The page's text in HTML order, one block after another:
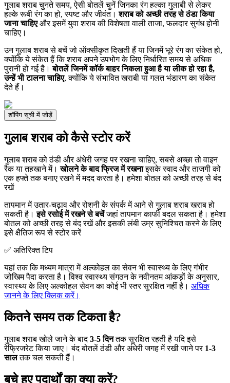
गुलाब शराब चुनते समय, ऐसी बोतलें चुनें जिनका रंग हल्का गुलाबी से लेकर
हल्के रूबी रंग का हो, स्पष्ट और जीवंत।शराब को अच्छी तरह से ठंडा किया
जाना चाहिएऔर इसमें युवा शराब की विशेषता वाली ताजा, फलदार सुगंध होनी
चाहिए।
उन गुलाब शराब से बचें जो ऑक्सीकृत दिखती हैं या जिनमें भूरे रंग का संकेत हो,
क्योंकि ये संकेत हैं कि शराब अपने उपभोग के लिए निर्धारित समय से अधिक
पुरानी हो गई है।बोतलें जिनमें कॉर्क बाहर निकला हुआ है या लीक हो रहा है,
उन्हें भी टालना चाहिए, क्योंकि ये संभावित खराबी या गलत भंडारण का संकेत
देते हैं।
शॉपिंग सूची में जोड़ें
गुलाब शराब को कैसे स्टोर करें
गुलाब शराब को ठंडी और अंधेरी जगह पर रखना चाहिए, सबसे अच्छा तो वाइन
रैक या तहखाने में।खोलने के बाद फ्रिज में रखनाइसके स्वाद और ताजगी को
एक हफ्ते तक बनाए रखने में मदद करता है। हमेशा बोतल को अच्छी तरह से बंद
रखें
तापमान में उतार-चढ़ाव और रोशनी के संपर्क में आने से गुलाब शराब खराब हो
सकती है।इसे रसोई में रखने से बचेंजहां तापमान काफी बदल सकता है। हमेशा
बोतल को अच्छी तरह से बंद रखें और इसकी लंबी उम्र सुनिश्चित करने के लिए
इसे क्षैतिज रूप से स्टोर करें
✅ अतिरिक्त टिप
यहां तक कि मध्यम मात्रा में अल्कोहल का सेवन भी स्वास्थ्य के लिए गंभीर
जोखिम पैदा करता है। विश्व स्वास्थ्य संगठन के नवीनतम आंकड़ों के अनुसार,
स्वास्थ्य के लिए अल्कोहल सेवन का कोई भी स्तर सुरक्षित नहीं है। अधिक
जानने के लिए क्लिक करें।
कितने समय तक टिकता है?
गुलाब शराब खोले जाने के बाद3-5 दिनतक सुरक्षित रहती है यदि इसे
रेफ्रिजरेट किया जाए। बंद बोतलें ठंडी और अंधेरी जगह में रखी जाने पर 1-3
सालतक चल सकती हैं।
बचे हुए पदार्थों का क्या करें?